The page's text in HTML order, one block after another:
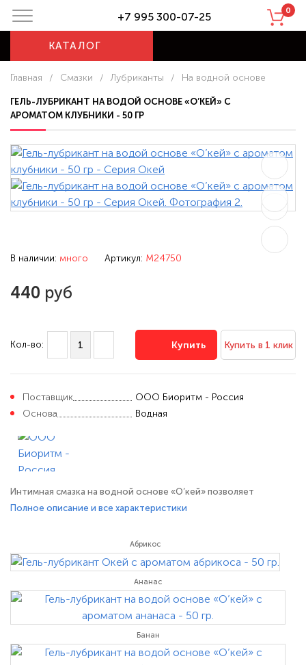
+7 995 300-07-25 0
КАТАЛОГ
Главная / Смазки / Лубриканты / На водной основе
ГЕЛЬ-ЛУБРИКАНТ НА ВОДОЙ ОСНОВЕ «О’КЕЙ» С
АРОМАТОМ КЛУБНИКИ - 50 ГР
В наличии: много Артикул: M24750
440 руб
Кол-во: Купить Купить в 1 клик
Поставщик
ООО Биоритм - Россия
Основа
Водная
Интимная смазка на водной основе «О’кей» позволяет
дополнить удовольствие от близости с любимым человеком
отличное скольжение и увлажнение на протяжении всего
полового акта. Подходит для использования с секс-игрушками
из любых материалов. Не
Полное описание и все характеристики
Абрикос
Ананас
Банан